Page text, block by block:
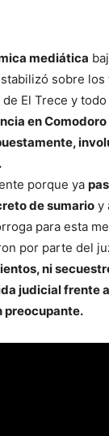
mediática
sobre
El Trece y
en Comodoro
porque ya
de sumario y
para esta
por parte del
ni
judicial frente
preocupante.